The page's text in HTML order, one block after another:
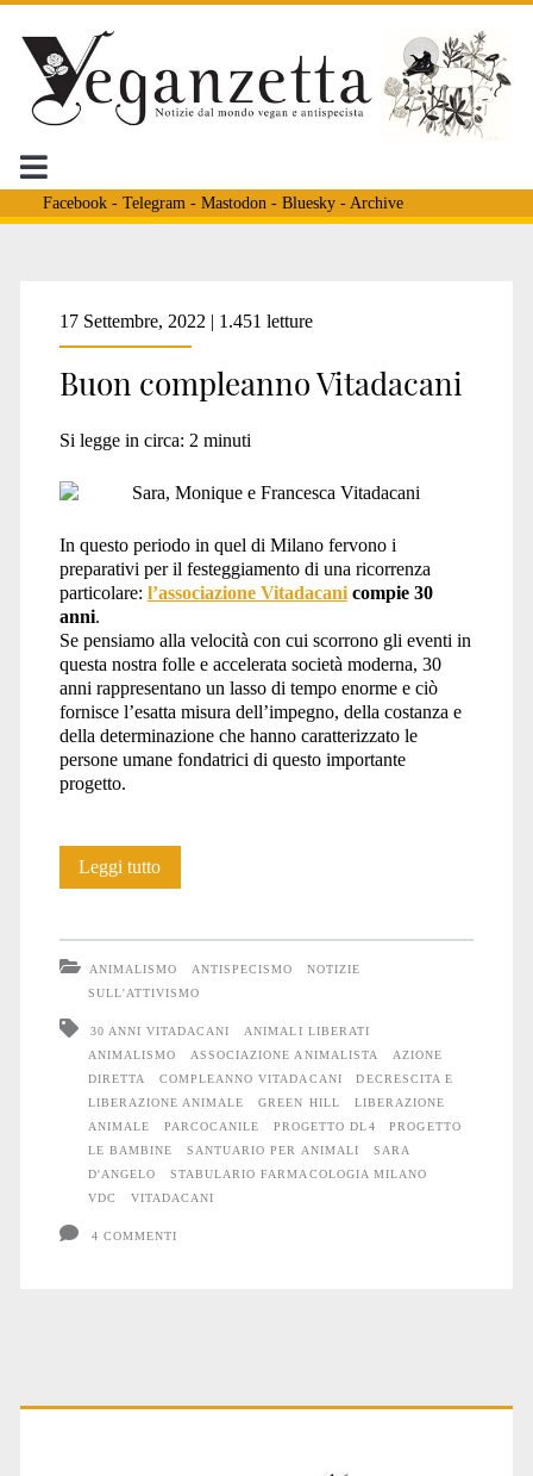
Facebook- Telegram - Mastodon - Bluesky- Archive
Tag:
<span>progetto
bambine</span>
17 Settembre, 2022 | 1.451 letture
Buon compleanno Vitadacani
Si legge in circa: 2 minuti
In questo periodo in quel di Milano fervono i
preparativi per il festeggiamento di una ricorrenza
particolare: l’associazione Vitadacani compie 30
anni.
Se pensiamo alla velocità con cui scorrono gli eventi in
questa nostra folle e accelerata società moderna, 30
anni rappresentano un lasso di tempo enorme e ciò
fornisce l’esatta misura dell’impegno, della costanza e
della determinazione che hanno caratterizzato le
persone umane fondatrici di questo importante
progetto.
Leggi tuttoBuon
ANIMALISMO ANTISPECISMO
NOTIZIE
SULL'ATTIVISMO
30 ANNI VITADACANI
ANIMALI LIBERATI
ANIMALISMO
ASSOCIAZIONE ANIMALISTA
AZIONE
DIRETTA
COMPLEANNO VITADACANI
DECRESCITA E
LIBERAZIONE ANIMALE
GREEN HILL
LIBERAZIONE
ANIMALE
PARCOCANILE PROGETTO DL4
PROGETTO
LE BAMBINE
SANTUARIO PER ANIMALI
SARA
D'ANGELO
STABULARIO FARMACOLOGIA MILANO
VDC
VITADACANI
4 COMMENTI
Primary